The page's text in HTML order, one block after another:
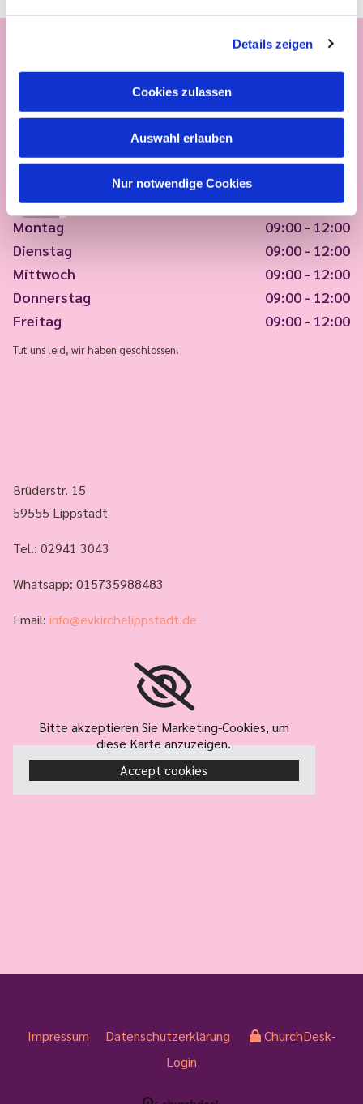
Details zeigen
Cookies zulassen
Auswahl erlauben
Nur notwendige Cookies
Montag
09:00 - 12:00
Dienstag
09:00 - 12:00
Mittwoch
09:00 - 12:00
Donnerstag
09:00 - 12:00
Freitag
09:00 - 12:00
Tut uns leid, wir haben geschlossen!
Brüderstr. 15
59555 Lippstadt
Tel.: 02941 3043
Whatsapp: 015735988483
Email: info@evkirchelippstadt.de
Bitte akzeptieren Sie Marketing-Cookies, um
diese Karte anzuzeigen.
Accept cookies
Impressum Datenschutzerklärung
ChurchDesk-
Login